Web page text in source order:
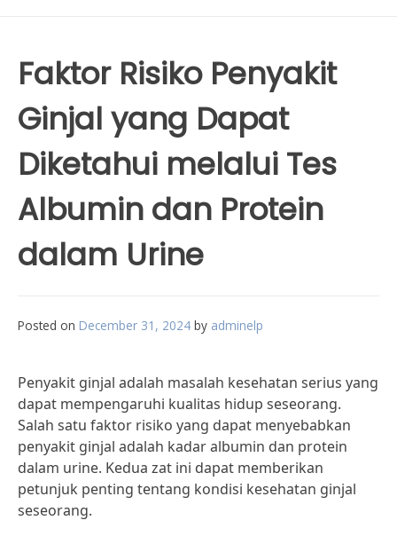
Faktor Risiko Penyakit
Ginjal yang Dapat
Diketahui melalui Tes
Albumin dan Protein
dalam Urine
Posted on December 31, 2024 by adminelp
Penyakit ginjal adalah masalah kesehatan serius yang
dapat mempengaruhi kualitas hidup seseorang.
Salah satu faktor risiko yang dapat menyebabkan
penyakit ginjal adalah kadar albumin dan protein
dalam urine. Kedua zat ini dapat memberikan
petunjuk penting tentang kondisi kesehatan ginjal
seseorang.